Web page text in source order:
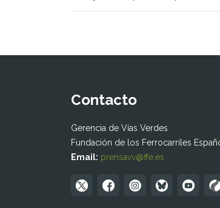
Contacto
Gerencia de Vías Verdes
Fundación de los Ferrocarriles
Email: prensavv@ffe.es